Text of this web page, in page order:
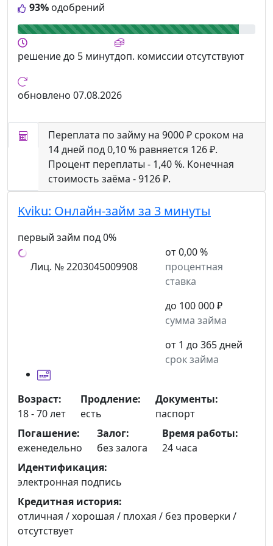
93% одобрений
решениедо 5 минутдоп. комиссии отсутствуют
обновлено 07.08.2026
Переплата по займу на 9000 ₽ сроком на
14 дней под 0,10 % равняется 126 ₽.
Процент переплаты - 1,40 %. Конечная
стоимость заёма - 9126 ₽.
Kviku: Онлайн-займ за 3 минуты
первый займ под 0%
Лиц. № 2203045009908
от 0,00 %
процентная
ставка
до 100 000 ₽
сумма займа
от 1 до 365 дней
срок займа
Возраст:
18 - 70 лет
Продление:
есть
Документы:
паспорт
Погашение:
еженедельно
Залог:
без залога
Время работы:
24 часа
Идентификация:
электронная подпись
Кредитная история:
отличная / хорошая / плохая / без проверки /
отсутствует